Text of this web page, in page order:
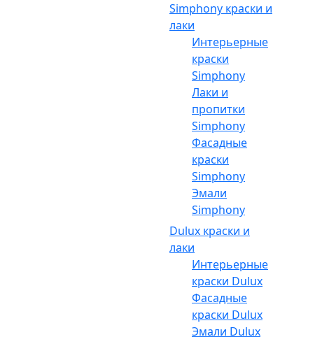
Simphony краски и
лаки
Интерьерные
краски
Simphony
Лаки и
пропитки
Simphony
Фасадные
краски
Simphony
Эмали
Simphony
Dulux краски и
лаки
Интерьерные
краски Dulux
Фасадные
краски Dulux
Эмали Dulux